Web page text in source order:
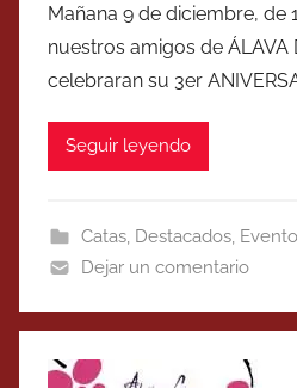
Mañana 9 de diciembre, de
nuestros amigos de ÁLAVA
celebraran su 3er
Seguir leyendo
Catas, Destacados,
Dejar un comentario